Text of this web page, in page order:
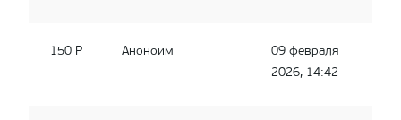
150 Р Аноноим
09 февраля
2026, 14:42